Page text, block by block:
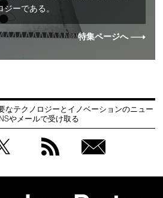
ーである。
特集ページへ
なテクノロジーとイノベーションのニュー
やメールで受け取る